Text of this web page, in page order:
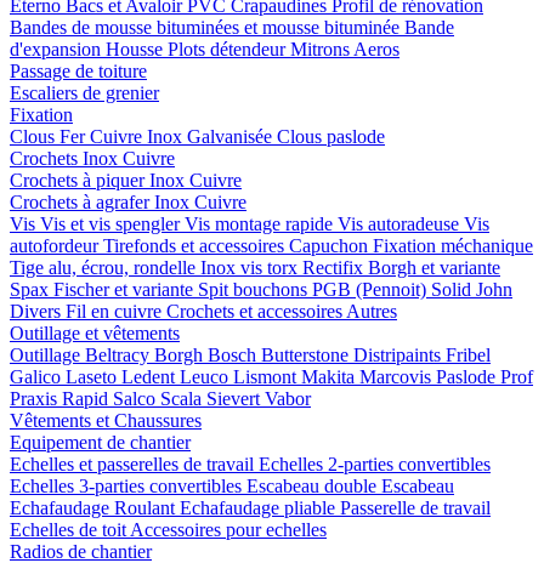
Eterno Bacs et Avaloir PVC Crapaudines Profil de rénovation
Bandes de mousse bituminées et mousse bituminée Bande
d'expansion Housse Plots détendeurMitrons Aeros
Passage de toiture
Escaliers de grenier
Fixation
Clous FerCuivre Inox Galvanisée Clous paslode
Crochets Inox Cuivre
Crochets à piquerInox Cuivre
Crochets à agraferInox Cuivre
Vis Vis et vis spenglerVis montage rapide Vis autoradeuse Vis
autofordeurTirefonds et accessoires Capuchon Fixation méchanique
Tige alu, écrou, rondelle Inox vis torx Rectifix Borgh et variante
Spax Fischer et variante Spit bouchons PGB (Pennoit) Solid John
Divers Fil en cuivre Crochets et accessoires Autres
Outillage et vêtements
Outillage Beltracy Borgh Bosch Butterstone Distripaints Fribel
Galico Laseto Ledent Leuco Lismont Makita Marcovis Paslode Prof
Praxis Rapid Salco Scala Sievert Vabor
Vêtements et Chaussures
Equipement de chantier
Echelles et passerelles de travail Echelles 2-parties convertibles
Echelles 3-parties convertibles Escabeau double Escabeau
Echafaudage Roulant Echafaudage pliable Passerelle de travail
Echelles de toit Accessoires pour echelles
Radios de chantier